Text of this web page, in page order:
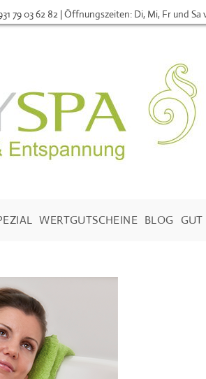
79 03 62 82 | Öffnungszeiten: Di, Mi, Fr und Sa
WERTGUTSCHEINE BLOG GUT